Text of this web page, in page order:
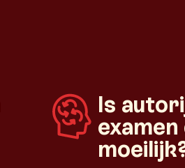
Is